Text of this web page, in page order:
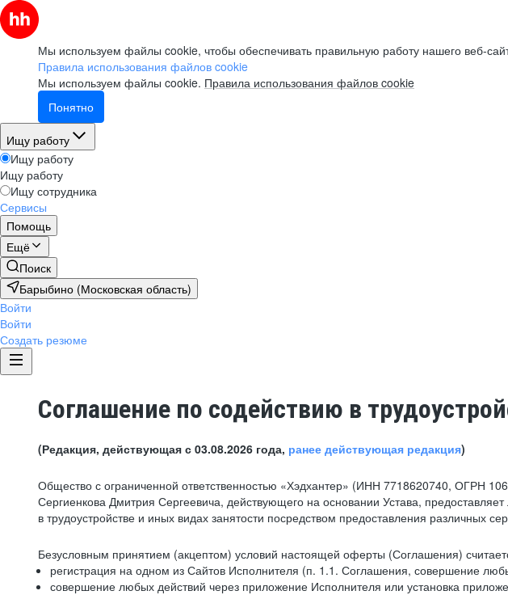
Мы используем файлы cookie, чтобы обеспечивать правильную работу нашего веб-
Правила использования файлов cookie
Мы используем файлы cookie. Правила использования файлов cookie
Понятно
Ищу работу
Ищу работу
Ищу работу
Ищу сотрудника
Сервисы
Помощь
Ещё
Поиск
Барыбино (Московская область)
Войти
Войти
Создать резюме
Соглашение по содействию в
(Редакция, действующая с 03.08.2026 года, ранее действующая редакция)
Общество с ограниченной ответственностью «Хэдхантер» (ИНН 7718620740, ОГРН
Сергиенкова Дмитрия Сергеевича, действующего на основании Устава,
в трудоустройстве и иных видах занятости посредством предоставления различных
Безусловным принятием (акцептом) условий настоящей оферты (Соглашения)
регистрация на одном из Сайтов Исполнителя (п. 1.1. Соглашения, совершение
совершение любых действий через приложение Исполнителя или установка